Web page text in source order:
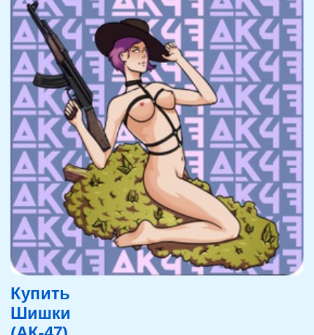
Купить
Шишки